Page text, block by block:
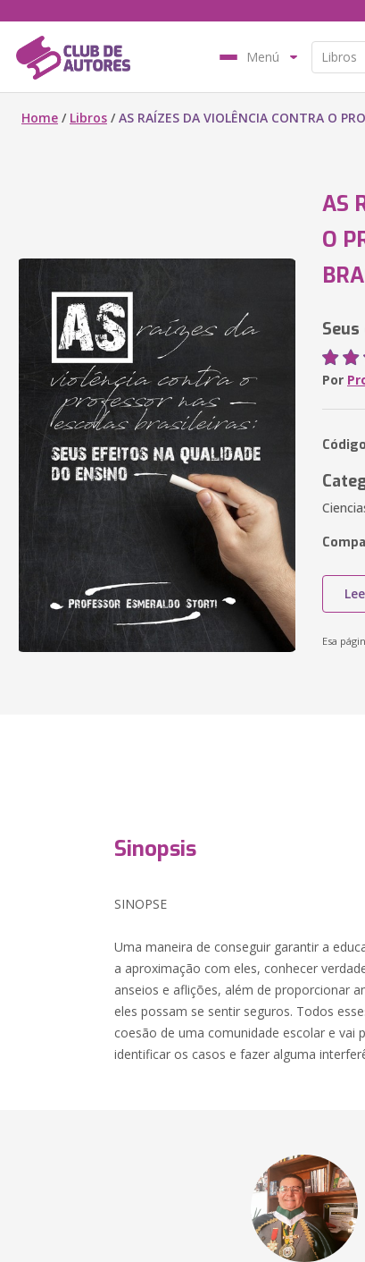
Menú
Home / Libros /AS RAÍZES DA VIOLÊNCIA CONTRA O
AS
O
Por
Esa
Sinopsis
SINOPSE
Uma maneira de conseguir garantir a
a aproximação com eles, conhecer
anseios e aflições, além de proporcionar
eles possam se sentir seguros. Todos
coesão de uma comunidade escolar e vai
identificar os casos e fazer alguma